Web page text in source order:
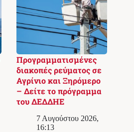
Προγραμματισμένες
διακοπές ρεύματος σε
Αγρίνιο και Ξηρόμερο
– Δείτε το πρόγραμμα
του ΔΕΔΔΗΕ
7 Αυγούστου 2026,
16:13